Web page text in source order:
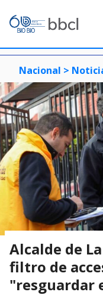
Nacional >
Alcalde de
filtro de
"resguardar